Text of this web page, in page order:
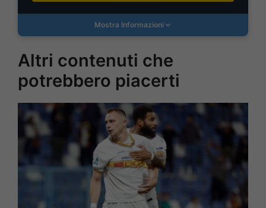
Mostra Informazioni
Altri contenuti che
potrebbero piacerti